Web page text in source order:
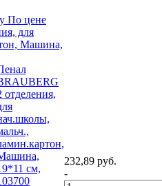
По цене
для
Машина,
отделения,
см,
232,89 руб.
-